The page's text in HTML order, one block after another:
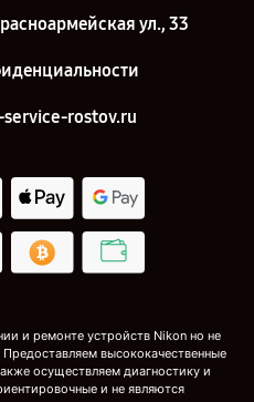
ул., 33
rostov.ru
и ремонте устройств Nikon но не
высококачественные
осуществляем диагностику и
и не являются